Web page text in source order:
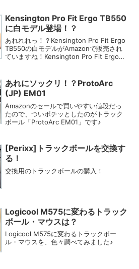
Kensington Pro Fit Ergo TB550
に白モデル登場！？
あれれれっ！？Kensington Pro Fit Ergo
TB550の白モデルがAmazonで販売され
ていますね！Kensington Pro Fit Ergo
あれにソックリ！？ProtoArc
(JP) EM01
Amazonのセールで買いやすい値段だっ
たので、ついポチッとしたのがトラック
ボール「ProtoArc EM01」です♪
[Perixx]トラックボールを交換す
る！
交換用のトラックボールの購入！
Logicool M575に変わるトラック
ボール・マウスは？
Logicool M575に変わるトラックボー
ル・マウスを、色々調べてみました♪